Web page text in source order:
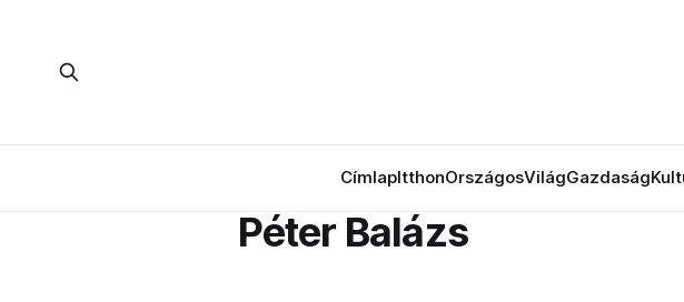
CímlapItthonOrszágosVilágGazdaság
Péter Balázs